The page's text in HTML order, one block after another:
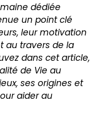
dédiée
un point clé
leur motivation
au travers de la
dans cet article,
de Vie au
ses origines et
aider au